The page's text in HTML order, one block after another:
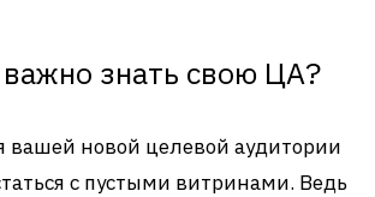
знать свою ЦА?
вашей новой целевой аудитории
с пустыми витринами. Ведь